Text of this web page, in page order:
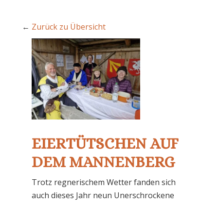
← Zurück zu Übersicht
EIERTÜTSCHEN AUF
DEM MANNENBERG
Trotz regnerischem Wetter fanden sich
auch dieses Jahr neun Unerschrockene